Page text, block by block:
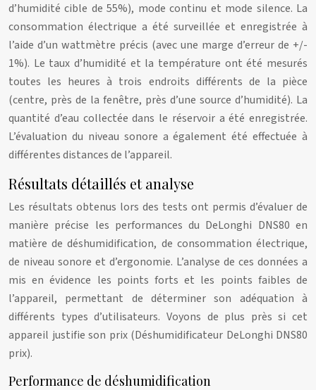
d’humidité cible de 55%), mode continu et mode silence. La
consommation électrique a été surveillée et enregistrée à
l’aide d’un wattmètre précis (avec une marge d’erreur de +/-
1%). Le taux d’humidité et la température ont été mesurés
toutes les heures à trois endroits différents de la pièce
(centre, près de la fenêtre, près d’une source d’humidité). La
quantité d’eau collectée dans le réservoir a été enregistrée.
L’évaluation du niveau sonore a également été effectuée à
différentes distances de l’appareil.
Résultats détaillés et analyse
Les résultats obtenus lors des tests ont permis d’évaluer de
manière précise les performances du DeLonghi DNS80 en
matière de déshumidification, de consommation électrique,
de niveau sonore et d’ergonomie. L’analyse de ces données a
mis en évidence les points forts et les points faibles de
l’appareil, permettant de déterminer son adéquation à
différents types d’utilisateurs. Voyons de plus près si cet
appareil justifie son prix (Déshumidificateur DeLonghi DNS80
prix).
Performance de déshumidification